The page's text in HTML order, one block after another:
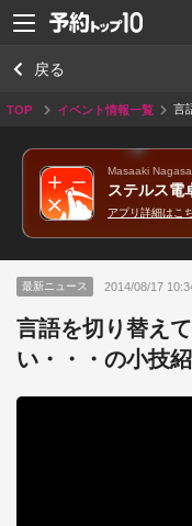
戻る
TOP イベント情報一覧
言
Masaaki
アプリ詳細はこ
最新ニュース 2014/08/17
言語を切り替え
い・・・の小技